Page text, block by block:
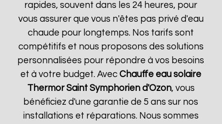
rapides, souvent dans les 24 heures, pour
vous assurer que vous n'êtes pas privé d'eau
chaude pour longtemps. Nos tarifs sont
compétitifs et nous proposons des solutions
personnalisées pour répondre à vos besoins
et à votre budget. AvecChauffe eau solaire
Thermor Saint Symphorien d'Ozon, vous
bénéficiez d'une garantie de 5 ans sur nos
installations et réparations. Nous sommes